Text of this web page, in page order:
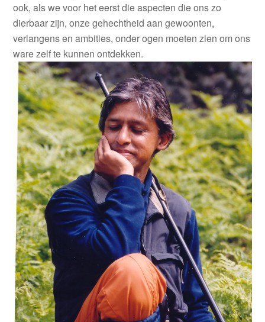
ook, als we voor het eerst die aspecten die ons zo
dierbaar zijn, onze gehechtheid aan gewoonten,
verlangens en ambities, onder ogen moeten zien om ons
ware zelf te kunnen ontdekken.